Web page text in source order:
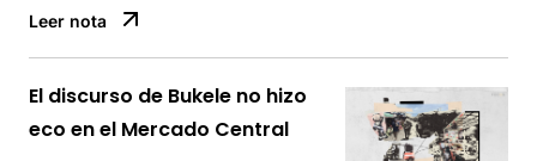
Leer nota
El discurso de Bukele no hizo
eco en el Mercado Central